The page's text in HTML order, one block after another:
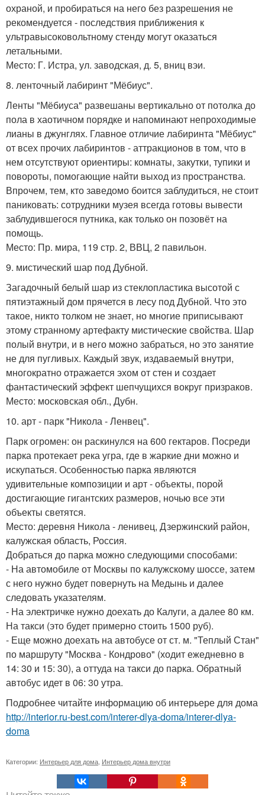
охраной, и пробираться на него без разрешения не
рекомендуется - последствия приближения к
ультравысоковольтному стенду могут оказаться
летальными.
Место: Г. Истра, ул. заводская, д. 5, вниц вэи.
8. ленточный лабиринт "Мёбиус".
Ленты "Мёбиуса" развешаны вертикально от потолка до
пола в хаотичном порядке и напоминают непроходимые
лианы в джунглях. Главное отличие лабиринта "Мёбиус"
от всех прочих лабиринтов - аттракционов в том, что в
нем отсутствуют ориентиры: комнаты, закутки, тупики и
повороты, помогающие найти выход из пространства.
Впрочем, тем, кто заведомо боится заблудиться, не стоит
паниковать: сотрудники музея всегда готовы вывести
заблудившегося путника, как только он позовёт на
помощь.
Место: Пр. мира, 119 стр. 2, ВВЦ, 2 павильон.
9. мистический шар под Дубной.
Загадочный белый шар из стеклопластика высотой с
пятиэтажный дом прячется в лесу под Дубной. Что это
такое, никто толком не знает, но многие приписывают
этому странному артефакту мистические свойства. Шар
полый внутри, и в него можно забраться, но это занятие
не для пугливых. Каждый звук, издаваемый внутри,
многократно отражается эхом от стен и создает
фантастический эффект шепчущихся вокруг призраков.
Место: московская обл., Дубн.
10. арт - парк "Никола - Ленвец".
Парк огромен: он раскинулся на 600 гектаров. Посреди
парка протекает река угра, где в жаркие дни можно и
искупаться. Особенностью парка являются
удивительные композиции и арт - объекты, порой
достигающие гигантских размеров, ночью все эти
объекты светятся.
Место: деревня Никола - ленивец, Дзержинский район,
калужская область, Россия.
Добраться до парка можно следующими способами:
- На автомобиле от Москвы по калужскому шоссе, затем
с него нужно будет повернуть на Медынь и далее
следовать указателям.
- На электричке нужно доехать до Калуги, а далее 80 км.
На такси (это будет примерно стоить 1500 руб).
- Еще можно доехать на автобусе от ст. м. "Теплый Стан"
по маршруту "Москва - Кондрово" (ходит ежедневно в
14: 30 и 15: 30), а оттуда на такси до парка. Обратный
автобус идет в 06: 30 утра.
Подробнее читайте информацию об интерьере для дома
http://interior.ru-best.com/interer-dlya-doma/interer-dlya-
doma
Категории: Интерьер для дома, Интерьер дома внутри